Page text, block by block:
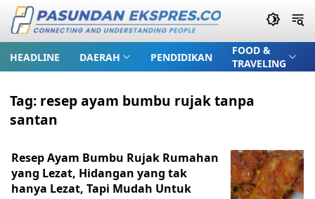
HEADLINE DAERAH PENDIDIKAN
FOOD &
TRAVELING
Tag: resep ayam bumbu rujak tanpa
santan
Resep Ayam Bumbu Rujak Rumahan
yang Lezat, Hidangan yang tak
hanya Lezat, Tapi Mudah Untuk